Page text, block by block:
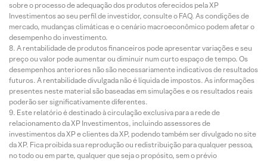
sobre o processo de adequação dos produtos oferecidos pela XP
Investimentos ao seu perfil de investidor, consulte o FAQ. As condições de
mercado, mudanças climáticas e o cenário macroeconômico podem afetar o
desempenho do investimento.
A rentabilidade de produtos financeiros pode apresentar variações e seu
preço ou valor pode aumentar ou diminuir num curto espaço de tempo. Os
desempenhos anteriores não são necessariamente indicativos de resultados
futuros. A rentabilidade divulgada não é líquida de impostos. As informações
presentes neste material são baseadas em simulações e os resultados reais
poderão ser significativamente diferentes.
Este relatório é destinado à circulação exclusiva para a rede de
relacionamento da XP Investimentos, incluindo assessores de
investimentos da XP e clientes da XP, podendo também ser divulgado no site
da XP. Fica proibida sua reprodução ou redistribuição para qualquer pessoa,
no todo ou em parte, qualquer que seja o propósito, sem o prévio